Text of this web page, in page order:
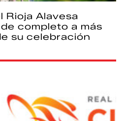
Rioja Alavesa
completo a más
su celebración